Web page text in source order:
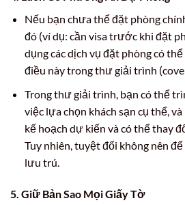
Nếu bạn chưa thể đặt phòng
đó (ví dụ: cần visa trước khi đặt
dụng các dịch vụ đặt phòng có
điều này trong thư giải trình
Trong thư giải trình, bạn có thể
việc lựa chọn khách sạn cụ thể,
kế hoạch dự kiến và có thể thay
Tuy nhiên, tuyệt đối không nên
lưu trú.
5. Giữ Bản Sao Mọi Giấy Tờ